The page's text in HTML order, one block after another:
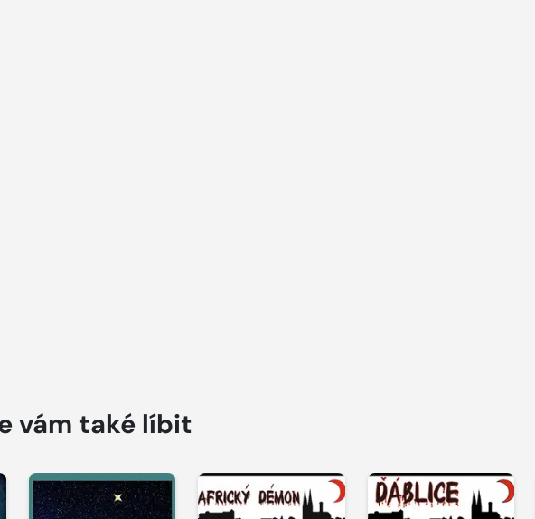
vám také líbit